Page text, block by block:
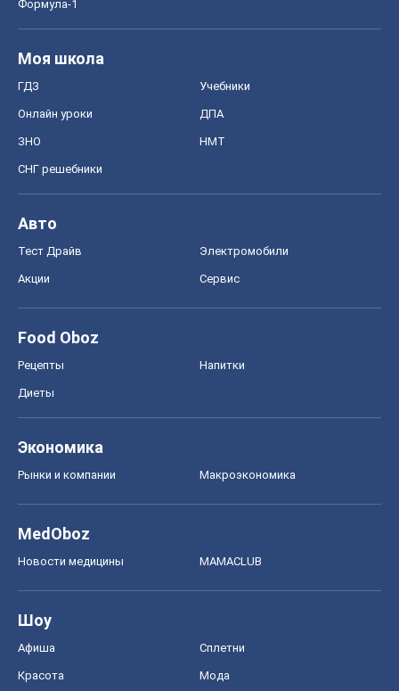
Формула-1
Моя школа
ГДЗ Учебники
Онлайн уроки ДПА
ЗНО НМТ
СНГ решебники
Авто
Тест Драйв Электромобили
Акции Сервис
Food Oboz
Рецепты Напитки
Диеты
Экономика
Рынки и компании Mакроэкономика
MedOboz
Новости медицины MAMACLUB
Шоу
Афиша Сплетни
Красота Мода